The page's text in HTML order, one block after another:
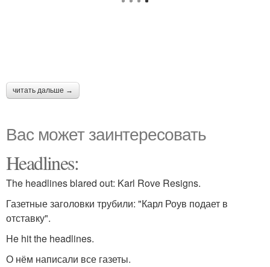
читать дальше →
Вас может заинтересовать
Headlines:
The headlines blared out: Karl Rove Resigns.
Газетные заголовки трубили: "Карл Роув подает в
отставку".
He hit the headlines.
О нём написали все газеты.